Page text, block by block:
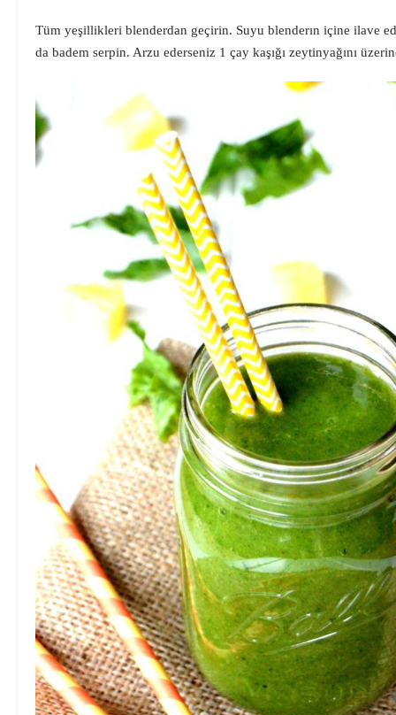
Tüm yeşillikleri blenderdan geçirin. Suyu blenderın içine ilave
da badem serpin. Arzu ederseniz 1 çay kaşığı zeytinyağını